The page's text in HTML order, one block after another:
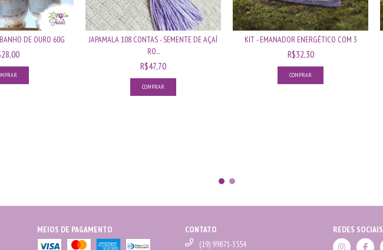
DE OURO 60G
JAPAMALA 108 CONTAS - SEMENTE DE AÇAÍ
RO...
R$47,70
COMPRAR
KIT - EMANADOR ENERGÉTICO COM 3
R$32,30
MEIOS DE PAGAMENTO
CONTATO
(19) 99871-3554
REDES SOCIAIS